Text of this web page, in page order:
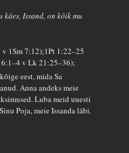
käes, Issand, on kõik mu
1Sm 7:12);1Pt 1:22–25
v Lk 21:25–36);
eest, mida Sa
Anna andeks meie
Luba meid uuesti
Poja, meie Issanda läbi.